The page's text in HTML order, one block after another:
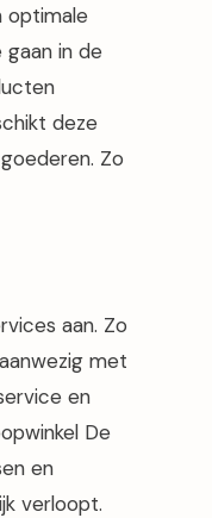
optimale
gaan in de
deze
Zo
aan. Zo
met
en
De
en
verloopt.